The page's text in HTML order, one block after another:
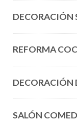
DECORACIÓN
REFORMA
DECORACIÓN
SALÓN